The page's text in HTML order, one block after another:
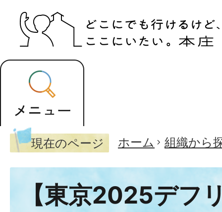
現在のページ ホーム 組織から
【東京2025デフ